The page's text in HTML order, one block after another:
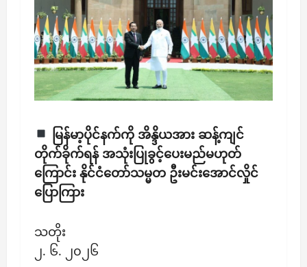
​မြန်မာ့ပိုင်နက်ကို အိန္ဒိယအား ဆန့်ကျင်
တိုက်ခိုက်ရန် အသုံးပြုခွင့်ပေးမည်မဟုတ်
ကြောင်း နိုင်ငံတော်သမ္မတ ဦးမင်းအောင်လှိုင်
ပြောကြား
သတိုး
၂. ၆. ၂၀၂၆